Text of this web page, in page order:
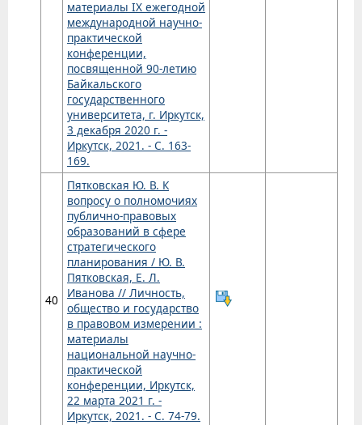
материалы IX ежегодной
международной научно-
практической
конференции,
посвященной 90-летию
Байкальского
государственного
университета, г. Иркутск,
3 декабря 2020 г. -
Иркутск, 2021. - С. 163-
169.
40
Пятковская Ю. В. К
вопросу о полномочиях
публично-правовых
образований в сфере
стратегического
планирования / Ю. В.
Пятковская, Е. Л.
Иванова // Личность,
общество и государство
в правовом измерении :
материалы
национальной научно-
практической
конференции, Иркутск,
22 марта 2021 г. -
Иркутск, 2021. - С. 74-79.